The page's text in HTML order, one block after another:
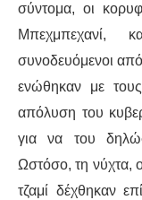
σύντομα, οι
Μπεχμπεχανί,
συνοδευόμενοι
ενώθηκαν με
απόλυση του
για να του
Ωστόσο, τη νύχτα,
τζαμί δέχθηκαν